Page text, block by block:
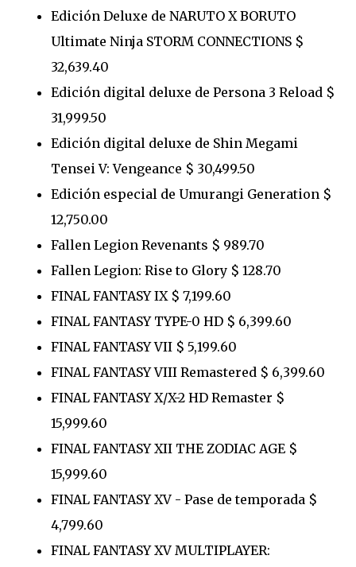
Edición Deluxe de NARUTO X BORUTO
Ultimate Ninja STORM CONNECTIONS $
32,639.40
Edición digital deluxe de Persona 3 Reload $
31,999.50
Edición digital deluxe de Shin Megami
Tensei V: Vengeance $ 30,499.50
Edición especial de Umurangi Generation $
12,750.00
Fallen Legion Revenants $ 989.70
Fallen Legion: Rise to Glory $ 128.70
FINAL FANTASY IX $ 7,199.60
FINAL FANTASY TYPE-0 HD $ 6,399.60
FINAL FANTASY VII $ 5,199.60
FINAL FANTASY VIII Remastered $ 6,399.60
FINAL FANTASY X/X-2 HD Remaster $
15,999.60
FINAL FANTASY XII THE ZODIAC AGE $
15,999.60
FINAL FANTASY XV - Pase de temporada $
4,799.60
FINAL FANTASY XV MULTIPLAYER: